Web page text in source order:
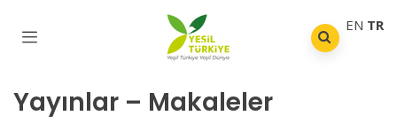
Yayınlar – Makaleler
EN TR